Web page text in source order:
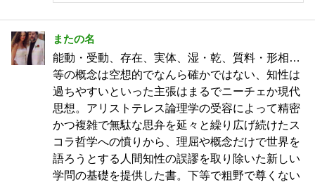
またの名
能動・受動、存在、実体、湿・乾、質料・形相…
等の概念は空想的でなんら確かではない、知性は
過ちやすいといった主張はまるでニーチェか現代
思想。アリストテレス論理学の受容によって精密
かつ複雑で無駄な思弁を延々と繰り広げ続けたス
コラ哲学への憤りから、理屈や概念だけで世界を
語ろうとする人間知性の誤謬を取り除いた新しい
学問の基礎を提供した書。下等で粗野で尊くない